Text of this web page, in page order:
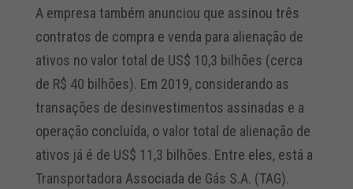
A empresa também anunciou que assinou três
contratos de compra e venda para alienação de
ativos no valor total de US$ 10,3 bilhões (cerca
de R$ 40 bilhões). Em 2019, considerando as
transações de desinvestimentos assinadas e a
operação concluída, o valor total de alienação de
ativos já é de US$ 11,3 bilhões. Entre eles, está a
Transportadora Associada de Gás S.A. (TAG).